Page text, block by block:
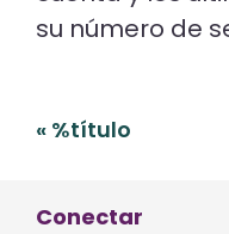
su número de
Navegación
« %título
Conectar